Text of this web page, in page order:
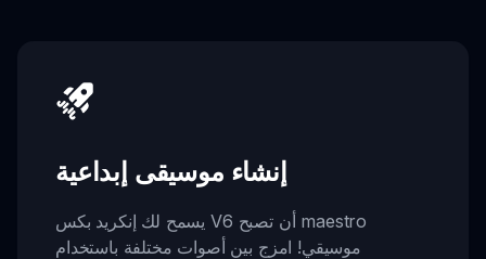
إنشاء موسيقى إبداعية
يسمح لك إنكريد بكس V6 أن تصبح maestro
موسيقي! امزج بين أصوات مختلفة باستخدام